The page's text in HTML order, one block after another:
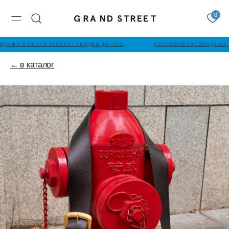
0
В GRAND STREET / СКИДКИ ДО -50% СЕЗОННАЯ РАСПРОДАЖА В
← в каталог